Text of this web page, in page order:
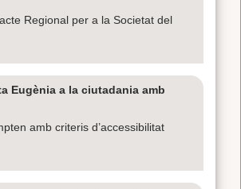
Regional per a la Societat del
Eugènia a la ciutadania amb
amb criteris d’accessibilitat